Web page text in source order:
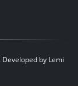
Developed by Lemi